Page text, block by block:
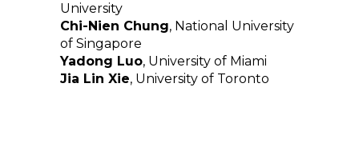
University
Chi-Nien Chung, National University
of Singapore
Yadong Luo, University of Miami
Jia Lin Xie, University of Toronto